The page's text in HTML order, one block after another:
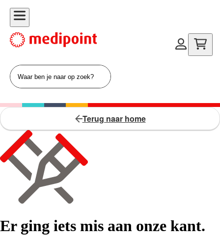
Terug naar home
Er ging iets mis aan onze kant.